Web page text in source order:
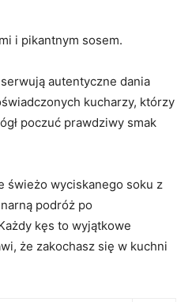
i​ pikantnym ⁢sosem.
⁣autentyczne dania
kucharzy, którzy
poczuć prawdziwy smak
świeżo wyciskanego⁤ soku z⁤
⁤podróż po
‍kęs to wyjątkowe
że zakochasz się w kuchni